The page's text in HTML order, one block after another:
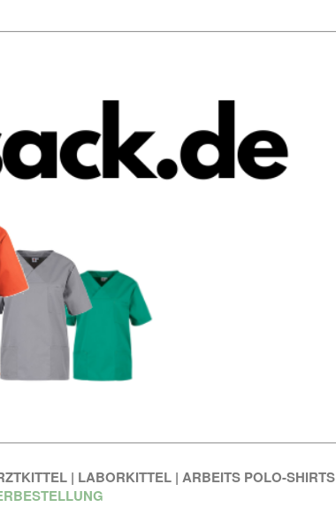
| LABORKITTEL | ARBEITS POLO-SHIRTS